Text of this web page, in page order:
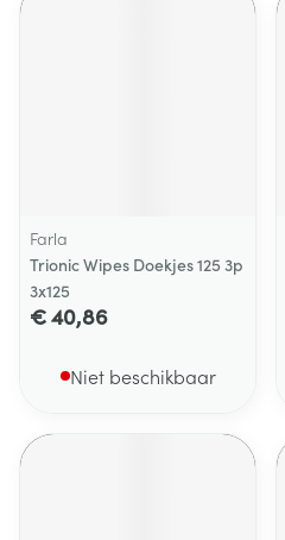
Farla
Trionic Wipes Doekjes 125 3p
3x125
€ 40,86
Niet beschikbaar